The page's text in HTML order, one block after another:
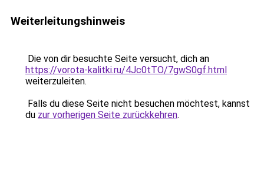
Weiterleitungshinweis
Die von dir besuchte Seite versucht, dich an
https://vorota-kalitki.ru/4Jc0tTO/7gwS0gf.html
weiterzuleiten.
Falls du diese Seite nicht besuchen möchtest, kannst
du zur vorherigen Seite zurückkehren.